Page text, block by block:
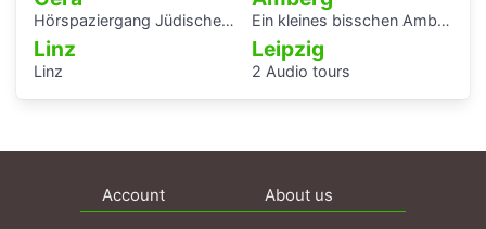
Hörspaziergang Jüdisches Leben und jüdische Geschichte in Gera Ein kleines bisschen Amberger Stadtgeschichte
Linz
Linz
Leipzig
2 Audio tours
Account About us